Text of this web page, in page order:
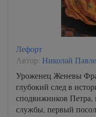
Лефорт
Автор: Николай
Уроженец Женевы
глубокий след в
сподвижников Петра,
службы, первый